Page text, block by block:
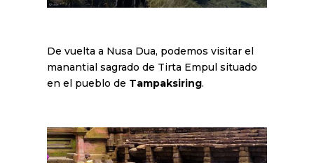
De vuelta a Nusa Dua, podemos visitar el
manantial sagrado de Tirta Empul situado
en el pueblo de Tampaksiring.